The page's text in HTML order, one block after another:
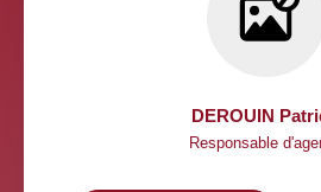
DEROUIN
Responsable